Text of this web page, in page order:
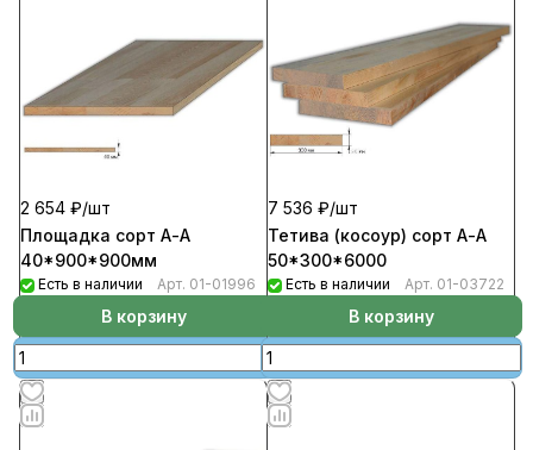
2 654 ₽/шт
Площадка сорт А-А
40*900*900мм
Есть в наличии Арт. 01-01996
В корзину
7 536 ₽/шт
Тетива (косоур) сорт А-А
50*300*6000
Есть в наличии Арт. 01-03722
В корзину